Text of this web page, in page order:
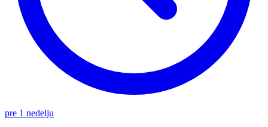
pre 1 nedelju